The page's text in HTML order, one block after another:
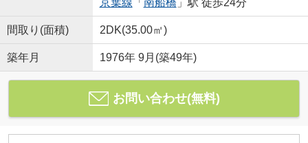
京葉線 「 南船橋 」駅 徒歩24分
間取り(面積) 2DK(35.00㎡)
築年月 1976年 9月(築49年)
お問い合わせ(無料)